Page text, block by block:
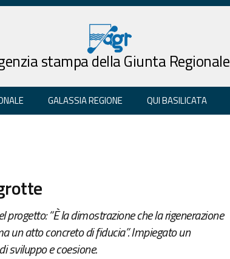
stampa della Giunta Regionale
GALASSIA REGIONE QUI BASILICATA
“È la dimostrazione che la rigenerazione
un atto concreto di fiducia”. Impiegato un
sviluppo e coesione.